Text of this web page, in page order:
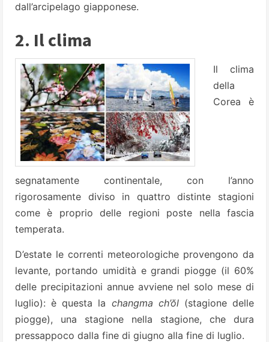
dall’arcipelago giapponese.
2. Il clima
Il clima
della
Corea è
segnatamente continentale, con l’anno
rigorosamente diviso in quattro distinte stagioni
come è proprio delle regioni poste nella fascia
temperata.
D’estate le correnti meteorologiche provengono da
levante, portando umidità e grandi piogge (il 60%
delle precipitazioni annue avviene nel solo mese di
luglio): è questa la changma ch’ŏl(stagione delle
piogge), una stagione nella stagione, che dura
pressappoco dalla fine di giugno alla fine di luglio.